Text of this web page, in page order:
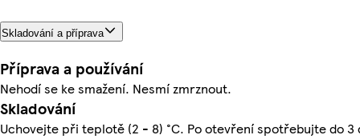
Skladování a příprava
Příprava a používání
Nehodí se ke smažení. Nesmí zmrznout.
Skladování
Uchovejte při teplotě (2 - 8) °C. Po otevření spotřebujte do 3